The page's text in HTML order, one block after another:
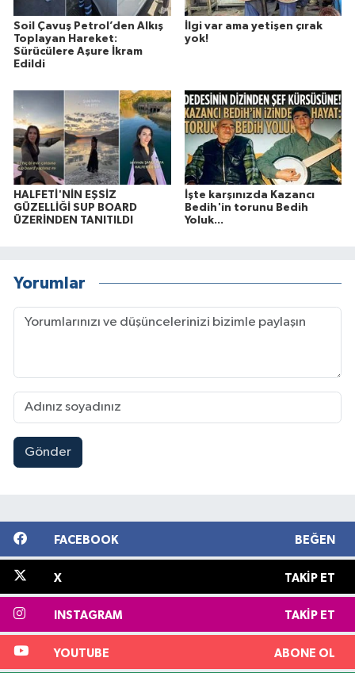
Soil Çavuş Petrol’den Alkış
Toplayan Hareket:
Sürücülere Aşure İkram
Edildi
İlgi var ama yetişen çırak
yok!
HALFETİ'NİN EŞSİZ
GÜZELLİĞİ SUP BOARD
ÜZERİNDEN TANITILDI
İşte karşınızda Kazancı
Bedih'in torunu Bedih
Yoluk...
Yorumlar
Gönder
FACEBOOK BEĞEN
X TAKIP ET
INSTAGRAM TAKIP ET
YOUTUBE ABONE OL